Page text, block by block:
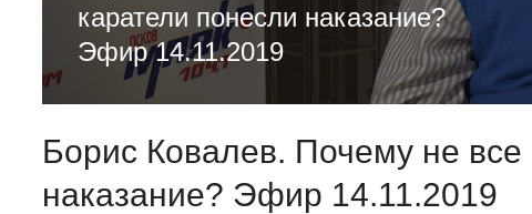
каратели понесли наказание?
Эфир 14.11.2019
Борис Ковалев. Почему не все
наказание? Эфир 14.11.2019